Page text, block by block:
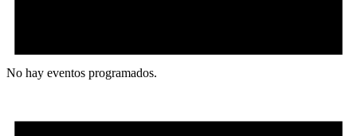
No hay eventos programados.